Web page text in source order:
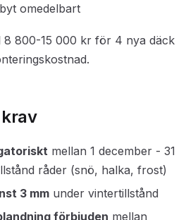
omedelbart
8 800-15 000 kr för 4 nya däck
mellan 1 december - 31
råder (snö, halka, frost)
3 mm under vintertillstånd
förbjuden mellan